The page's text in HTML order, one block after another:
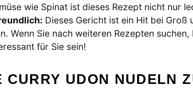
wie Spinat ist dieses Rezept nicht nur
Dieses Gericht ist ein Hit bei Groß
Wenn Sie nach weiteren Rezepten
für Sie sein!
UDON NUDELN